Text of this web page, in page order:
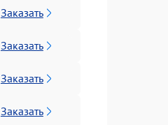
Заказать
Заказать
Заказать
Заказать